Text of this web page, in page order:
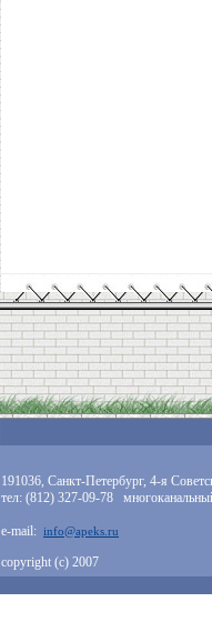
191036, Санкт-Петербург, 4-я
тел: (812) 327-09-78
e-mail: info@apeks.ru
copyright (с) 2007